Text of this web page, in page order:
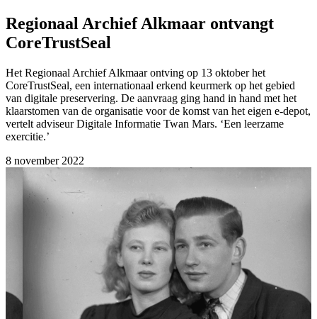
Regionaal Archief Alkmaar ontvangt
CoreTrustSeal
Het Regionaal Archief Alkmaar ontving op 13 oktober het
CoreTrustSeal, een internationaal erkend keurmerk op het gebied
van digitale preservering. De aanvraag ging hand in hand met het
klaarstomen van de organisatie voor de komst van het eigen e-depot,
vertelt adviseur Digitale Informatie Twan Mars. ‘Een leerzame
exercitie.’
8 november 2022